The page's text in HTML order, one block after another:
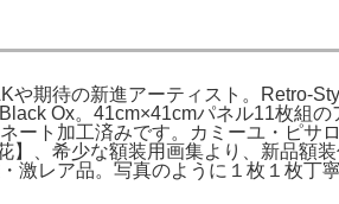
や期待の新進アーティスト。Retro-
Ox。41cm×41cmパネル11枚組
ート加工済みです。カミーユ・ピサ
】、希少な額装用画集より、新品
レア品。写真のように１枚１枚丁